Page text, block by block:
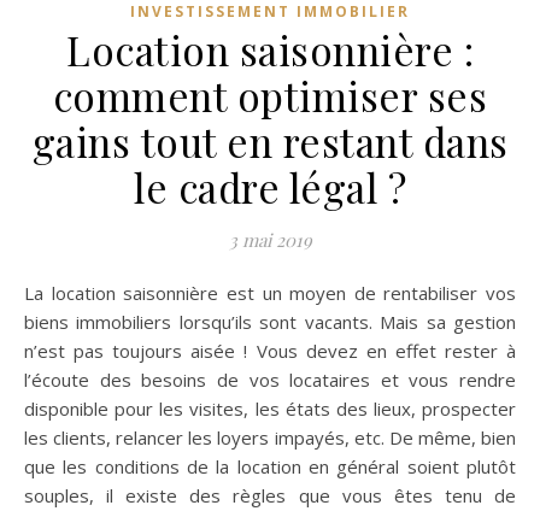
INVESTISSEMENT IMMOBILIER
Location saisonnière :
comment optimiser ses
gains tout en restant dans
le cadre légal ?
3 mai 2019
La location saisonnière est un moyen de rentabiliser vos
biens immobiliers lorsqu’ils sont vacants. Mais sa gestion
n’est pas toujours aisée ! Vous devez en effet rester à
l’écoute des besoins de vos locataires et vous rendre
disponible pour les visites, les états des lieux, prospecter
les clients, relancer les loyers impayés, etc. De même, bien
que les conditions de la location en général soient plutôt
souples, il existe des règles que vous êtes tenu de